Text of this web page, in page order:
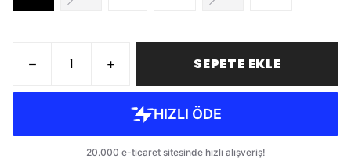
SEPETE EKLE